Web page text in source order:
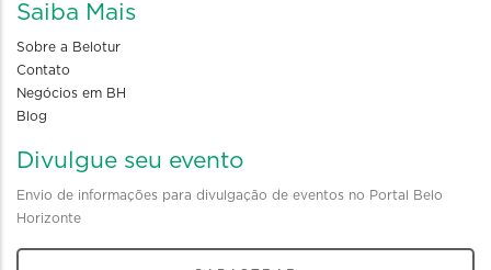
Saiba Mais
Sobre a Belotur
Contato
Negócios em BH
Blog
Divulgue seu evento
Envio de informações para divulgação de eventos no Portal Belo
Horizonte